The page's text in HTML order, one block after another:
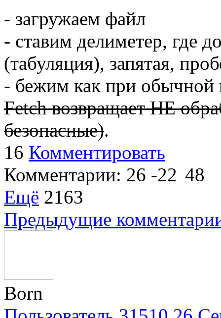
- загружаем файл
- ставим делиметер, где
(табуляция), запятая,
- бежим как при обычной
Fetch возвращает НЕ
безопасные).
16 Комментировать
Комментарии: 26 -22 48
Ещё 2163
Предыдущие
Born